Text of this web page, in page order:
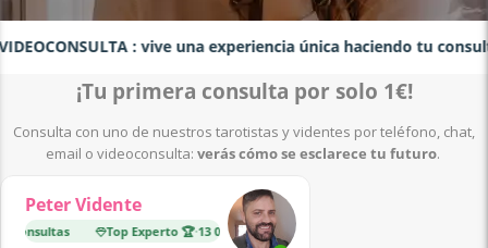
: vive una experiencia única haciendo tu consulta
¡Tu primera consulta por solo 1€!
Consulta con uno de nuestros tarotistas y videntes por teléfono, chat,
email o videoconsulta: verás cómo se esclarece tu futuro.
Peter Vidente
consultas Top Experto 🏆·13 000 consultas